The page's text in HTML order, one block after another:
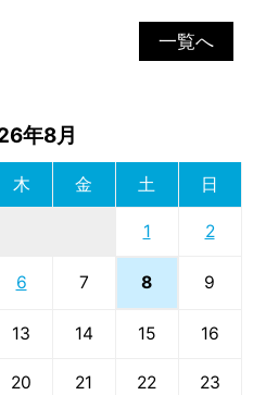
一覧へ
年8月
木 金 土 日
1 2
6 7 8 9
13 14 15 16
20 21 22 23